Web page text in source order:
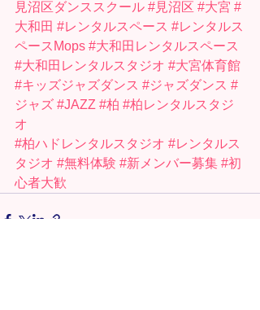
見沼区ダンススクール #見沼区 #大宮 #
大和田 #レンタルスペース #レンタルス
ペースMops #大和田レンタルスペース
#大和田レンタルスタジオ #大宮体育館
#キッズジャズダンス #ジャズダンス #
ジャズ #JAZZ #柏 #柏レンタルスタジ
オ
#柏ハドレンタルスタジオ #レンタルス
タジオ #無料体験 #新メンバー募集 #初
心者大歓